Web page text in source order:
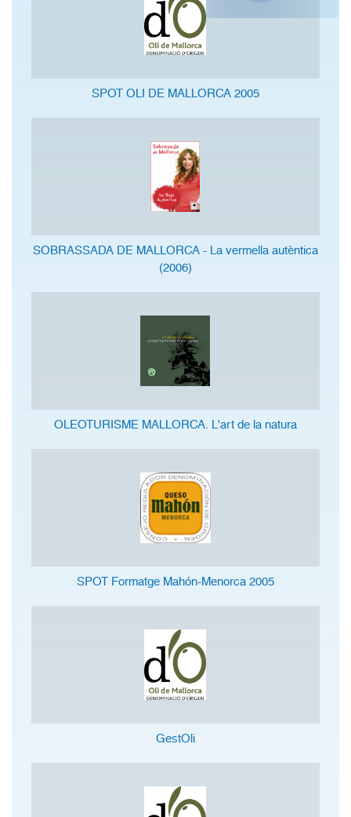
SPOT OLI DE MALLORCA 2005
SOBRASSADA DE MALLORCA - La vermella autèntica
(2006)
OLEOTURISME MALLORCA. L'art de la natura
SPOT Formatge Mahón-Menorca 2005
GestOli